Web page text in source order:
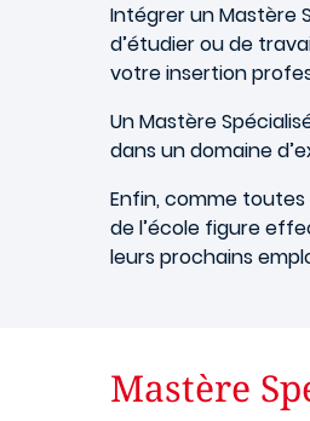
Intégrer un Mastère
d’étudier ou de
votre insertion
Un Mastère
dans un domaine
Enfin, comme toutes
de l’école figure
leurs prochains
Mastère